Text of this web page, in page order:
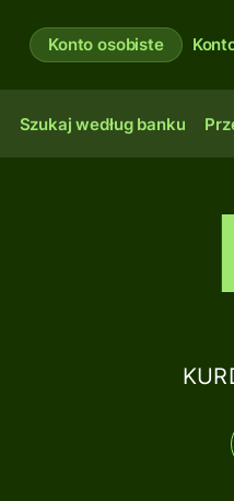
Konto osobiste
Szukaj według banku